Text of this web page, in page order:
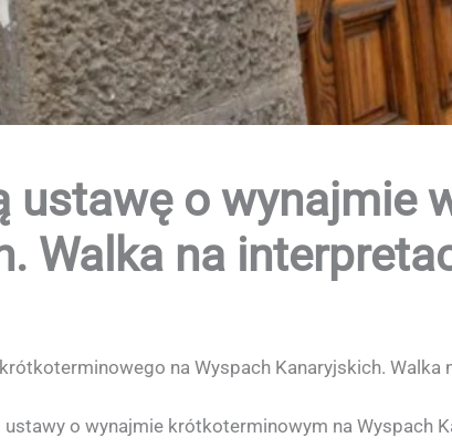
ustawę o wynajmie
Walka na
na Wyspach Kanaryjskich. Walka
ustawy o wynajmie krótkoterminowym na Wyspach